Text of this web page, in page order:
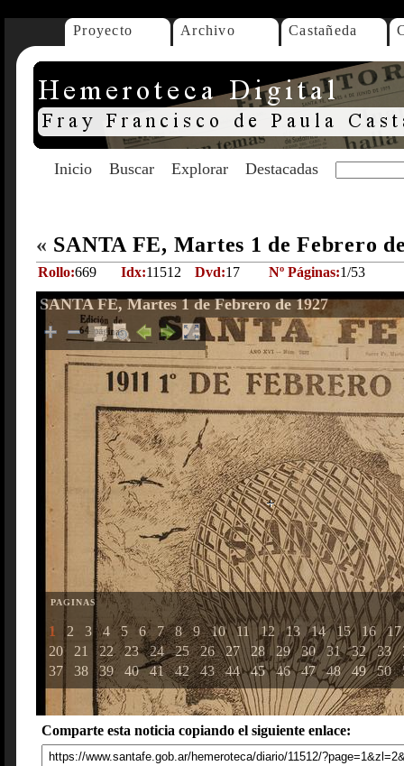
Proyecto Archivo Castañeda
Inicio Buscar Explorar Destacadas
« SANTA FE, Martes 1 de Febrero
Rollo:669 Idx:11512 Dvd:17 Nº Páginas:1/53
SANTA FE, Martes 1 de Febrero de 1927
PAGINAS
1 2 3 4 5 6 7 8 9 10 11 12 13 14 15 16
17
20
21 22 23 24 25 26 27 28 29 30 31 32 33
37
38 39 40 41 42 43 44 45 46 47 48 49 50
Comparte esta noticia copiando el siguiente enlace: